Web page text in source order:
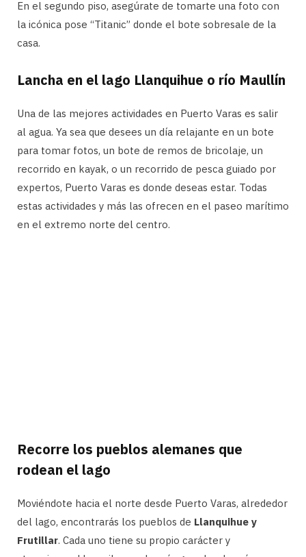
En el segundo piso, asegúrate de tomarte una foto con
la icónica pose “Titanic” donde el bote sobresale de la
casa.
Lancha en el lago Llanquihue o río Maullín
Una de las mejores actividades en Puerto Varas es salir
al agua. Ya sea que desees un día relajante en un bote
para tomar fotos, un bote de remos de bricolaje, un
recorrido en kayak, o un recorrido de pesca guiado por
expertos, Puerto Varas es donde deseas estar. Todas
estas actividades y más las ofrecen en el paseo marítimo
en el extremo norte del centro.
Recorre los pueblos alemanes que
rodean el lago
Moviéndote hacia el norte desde Puerto Varas, alrededor
del lago, encontrarás los pueblos de Llanquihue y
Frutillar. Cada uno tiene su propio carácter y